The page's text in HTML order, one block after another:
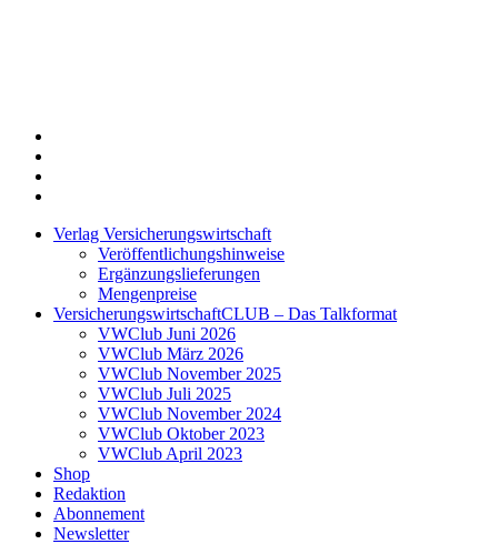
Verlag Versicherungswirtschaft
Veröffentlichungshinweise
Ergänzungslieferungen
Mengenpreise
VersicherungswirtschaftCLUB – Das Talkformat
VWClub Juni 2026
VWClub März 2026
VWClub November 2025
VWClub Juli 2025
VWClub November 2024
VWClub Oktober 2023
VWClub April 2023
Shop
Redaktion
Abonnement
Newsletter